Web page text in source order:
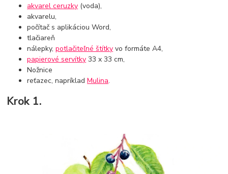
akvarel ceruzky (voda),
akvarelu,
počítač s aplikáciou Word,
tlačiareň
nálepky,potlačiteľné štítky vo formáte A4,
papierové servítky 33 x 33 cm,
Nožnice
reťazec, napríkladMulina.
Krok 1.